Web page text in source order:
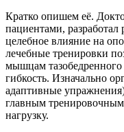
Кратко опишем её.
пациентами,
целебное влияние на
лечебные тренировки
мышцам тазобедренного
гибкость. Изначально
адаптивные
главным
нагрузку.